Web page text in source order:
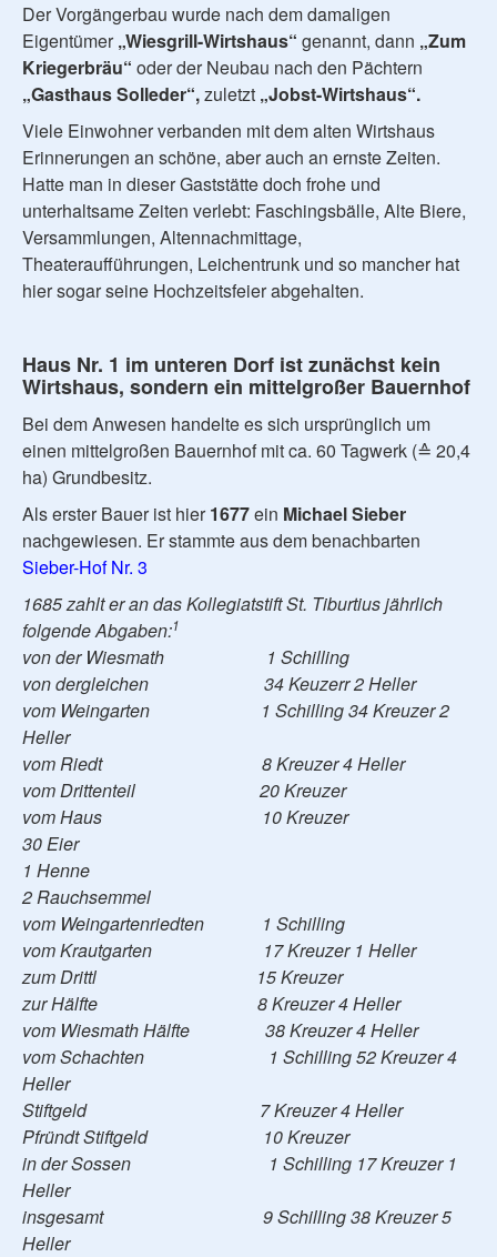
Der Vorgängerbau wurde nach dem damaligen
Eigentümer„Wiesgrill-Wirtshaus“ genannt, dann „Zum
Kriegerbräu“ oder der Neubau nach den Pächtern
„Gasthaus Solleder“,zuletzt „Jobst-Wirtshaus“.
Viele Einwohner verbanden mit dem alten Wirtshaus
Erinnerungen an schöne, aber auch an ernste Zeiten.
Hatte man in dieser Gaststätte doch frohe und
unterhaltsame Zeiten verlebt: Faschingsbälle, Alte Biere,
Versammlungen, Altennachmittage,
Theateraufführungen, Leichentrunk und so mancher hat
hier sogar seine Hochzeitsfeier abgehalten.
Haus Nr. 1 im unteren Dorf ist zunächst kein
Wirtshaus, sondern ein mittelgroßer Bauernhof
Bei dem Anwesen handelte es sich ursprünglich um
einen mittelgroßen Bauernhof mit ca. 60 Tagwerk (≙ 20,4
ha) Grundbesitz.
Als erster Bauer ist hier1677ein Michael Sieber
nachgewiesen. Er stammte aus dem benachbarten
Sieber-Hof Nr. 3
1685 zahlt er an das Kollegiatstift St. Tiburtius jährlich
folgende Abgaben:1
von der Wiesmath 1 Schilling
von dergleichen 34 Keuzerr 2 Heller
vom Weingarten 1 Schilling 34 Kreuzer 2
Heller
vom Riedt 8 Kreuzer 4 Heller
vom Drittenteil 20 Kreuzer
vom Haus 10 Kreuzer
30 Eier
1 Henne
2 Rauchsemmel
vom Weingartenriedten 1 Schilling
vom Krautgarten 17 Kreuzer 1 Heller
zum Drittl 15 Kreuzer
zur Hälfte 8 Kreuzer 4 Heller
vom Wiesmath Hälfte 38 Kreuzer 4 Heller
vom Schachten 1 Schilling 52 Kreuzer 4
Heller
Stiftgeld 7 Kreuzer 4 Heller
Pfründt Stiftgeld 10 Kreuzer
in der Sossen 1 Schilling 17 Kreuzer 1
Heller
insgesamt 9 Schilling 38 Kreuzer 5
Heller